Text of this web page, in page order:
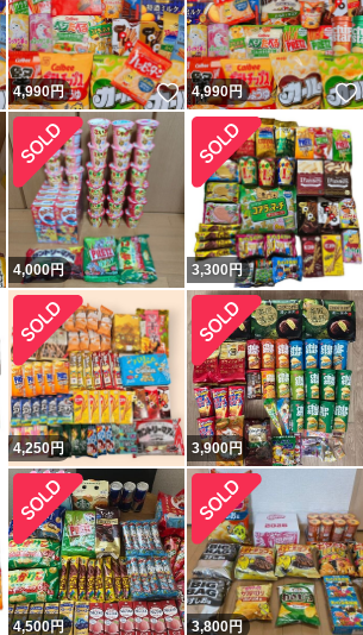
いいね！
4,990円 いいね！
4,990円
4,000円 3,300 円
4,250円 3,900円
4,500円 3,800円